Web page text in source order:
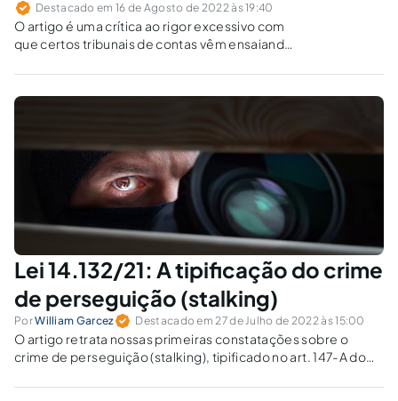
Destacado em 16 de Agosto de 2022 às 19:40
O artigo é uma crítica ao rigor excessivo com
que certos tribunais de contas vêm ensaiando
contratadas em tempos de pandemia.
Lei 14.132/21: A tipificação do crime
de perseguição (stalking)
PorWilliam Garcez Destacado em 27 de Julho de 2022 às 15:00
O artigo retrata nossas primeiras constatações sobre o
crime de perseguição (stalking), tipificado no art. 147-A do
natureza instantânea (não habitual) do delito.